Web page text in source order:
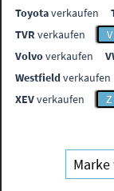
Toyotaverkaufen
TVR verkaufen V
Volvoverkaufen
Westfieldverkaufen
XEVverkaufen Z